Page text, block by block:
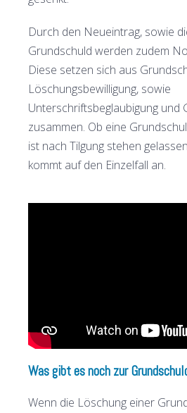
Durch den Neueintrag, sowie
Grundschuld werden zudem
Diese setzen sich aus
Löschungsbewilligung, sowie
Unterschriftsbeglaubigung und
zusammen. Ob eine
ist nach Tilgung stehen
kommt auf den Einzelfall an.
Was gibt es noch zur
Wenn die Löschung einer